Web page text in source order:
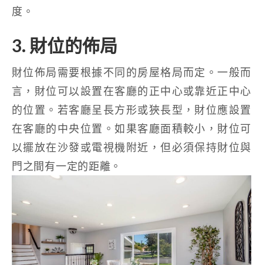
度。
3. 財位的佈局
財位佈局需要根據不同的房屋格局而定。一般而
言，財位可以設置在客廳的正中心或靠近正中心
的位置。若客廳呈長方形或狹長型，財位應設置
在客廳的中央位置。如果客廳面積較小，財位可
以擺放在沙發或電視機附近，但必須保持財位與
門之間有一定的距離。